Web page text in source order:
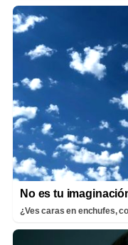
No es tu
¿Ves caras en enchufes,